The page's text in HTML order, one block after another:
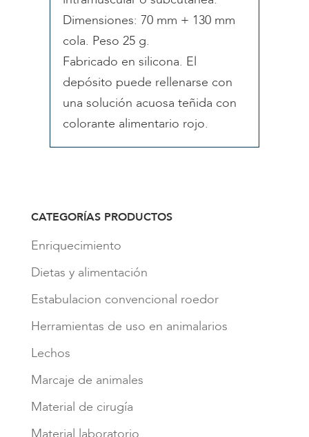
Dimensiones: 70 mm + 130 mm
cola. Peso 25 g.
Fabricado en silicona. El
depósito puede rellenarse con
una solución acuosa teñida con
colorante alimentario rojo.
CATEGORÍAS PRODUCTOS
Enriquecimiento
Dietas y alimentación
Estabulacion convencional roedor
Herramientas de uso en animalarios
Lechos
Marcaje de animales
Material de cirugía